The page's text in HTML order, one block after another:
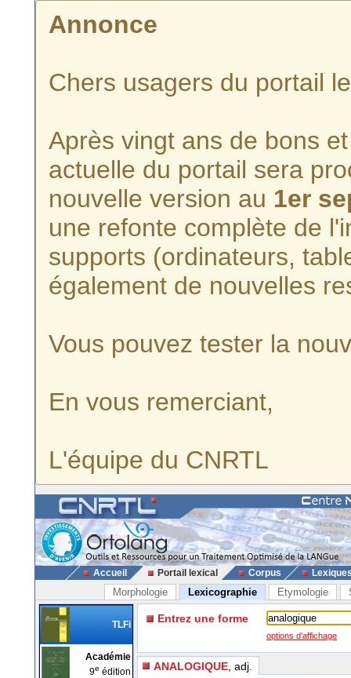
Annonce
Chers usagers du portail
Après vingt ans de bons
actuelle du portail sera
nouvelle version au 1er
une refonte complète de
supports (ordinateurs,
également de nouvelles
Vous pouvez tester la
En vous remerciant,
L'équipe du CNRTL
Accueil Portail lexical Corpus
Morphologie Lexicographie Etymologie
TLFi
Académie
9e édition
Entrez une forme
options d'affichage
ANALOGIQUE , adj.